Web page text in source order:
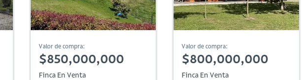
Valor de compra:
$850,000,000
Finca En Venta
Valor de compra:
$800,000,000
Finca En Venta